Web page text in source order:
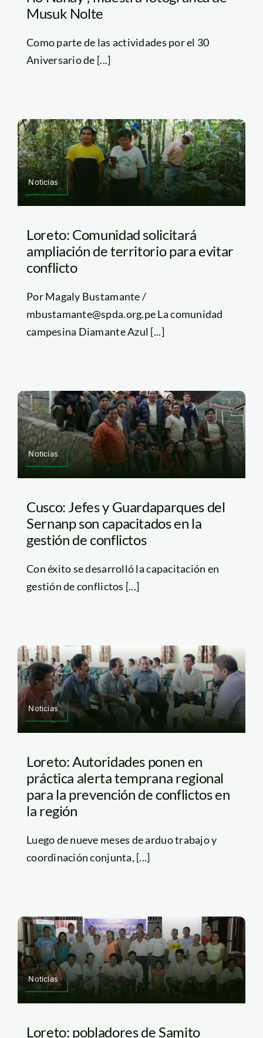
Musuk Nolte
Como parte de las actividades por el 30
Aniversario de [...]
Noticias
Loreto: Comunidad solicitará
ampliación de territorio para evitar
conflicto
Por Magaly Bustamante /
mbustamante@spda.org.pe La comunidad
campesina Diamante Azul [...]
Noticias
Cusco: Jefes y Guardaparques del
Sernanp son capacitados en la
gestión de conflictos
Con éxito se desarrolló la capacitación en
gestión de conflictos [...]
Noticias
Loreto: Autoridades ponen en
práctica alerta temprana regional
para la prevención de conflictos en
la región
Luego de nueve meses de arduo trabajo y
coordinación conjunta, [...]
Noticias
Loreto: pobladores de Samito